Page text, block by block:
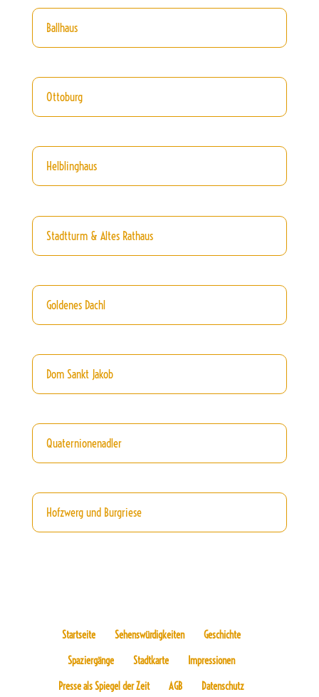
Ballhaus
Ottoburg
Helblinghaus
Stadtturm & Altes Rathaus
Goldenes Dachl
Dom Sankt Jakob
Quaternionenadler
Hofzwerg und Burgriese
Startseite Sehenswürdigkeiten
Geschichte
Spaziergänge
Stadtkarte
Impressionen
Presse als Spiegel der Zeit
AGB Datenschutz